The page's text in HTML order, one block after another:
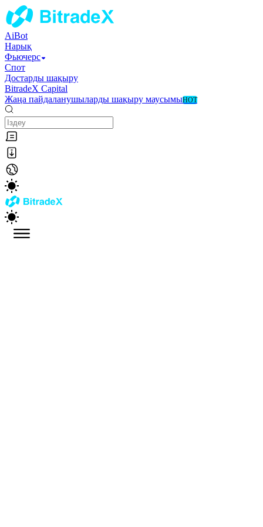
AiBot
Нарық
Фьючерс
Спот
Достарды шақыру
BitradeX Capital
Жаңа пайдаланушыларды шақыру маусымыHOT